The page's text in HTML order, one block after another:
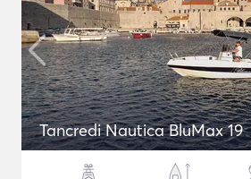
Tancredi Nautica BluMax 19